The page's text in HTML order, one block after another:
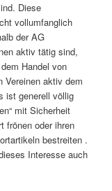
Diese
vollumfanglich
der AG
aktiv tätig sind,
Handel von
Vereinen aktiv dem
ist generell völlig
mit Sicherheit
frönen oder ihren
bestreiten .
Interesse auch